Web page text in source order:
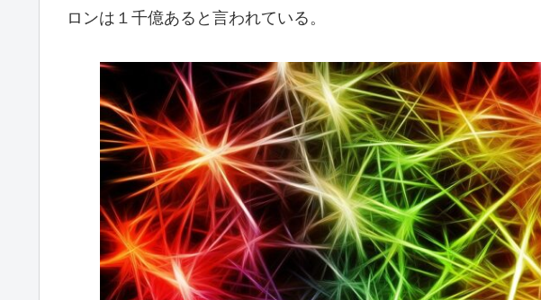
ロンは１千億あると言われている。